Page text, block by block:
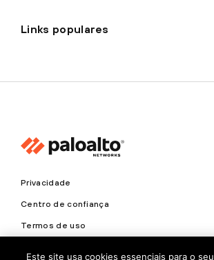
Links populares
Privacidade
Centro de confiança
Termos de uso
Este site usa cookies essenciais para o seu